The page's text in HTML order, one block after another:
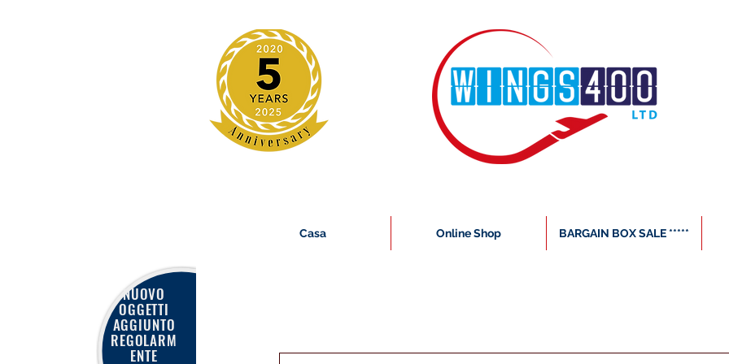
Casa Online Shop BARGAIN BOX SALE *****
NUOVO
OGGETTI
AGGIUNTO
REGOLARM
ENTE